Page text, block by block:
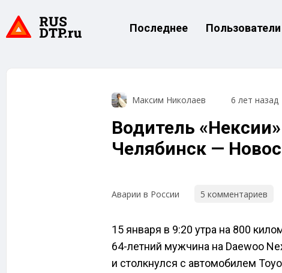
Последнее Пользователи
Максим Николаев 6 лет назад
Водитель
Челябинск —
Аварии в России 5 комментариев
15 января в 9:20 утра на 800
64-летний мужчина на Daewoo
и столкнулся с автомобилем